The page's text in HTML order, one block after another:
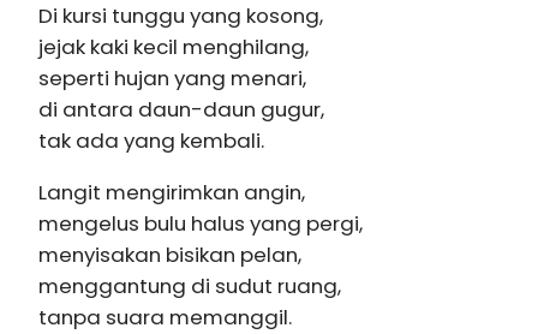
Di kursi tunggu yang kosong,
jejak kaki kecil menghilang,
seperti hujan yang menari,
di antara daun-daun gugur,
tak ada yang kembali.
Langit mengirimkan angin,
mengelus bulu halus yang pergi,
menyisakan bisikan pelan,
menggantung di sudut ruang,
tanpa suara memanggil.